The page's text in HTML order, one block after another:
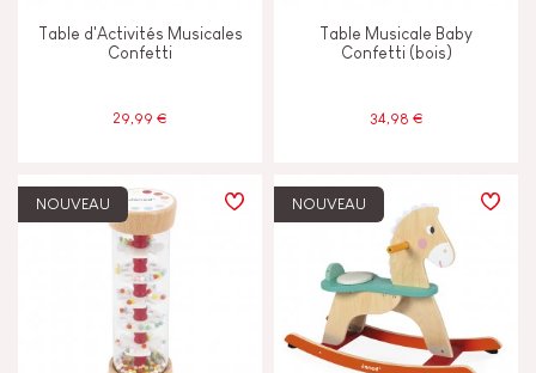
Table d'Activités Musicales
Confetti
29,99 €
Table Musicale Baby
Confetti (bois)
34,98 €
NOUVEAU NOUVEAU